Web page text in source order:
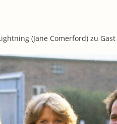
(Jane Comerford) zu